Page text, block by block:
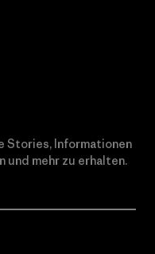
Stories, Informationen
und mehr zu erhalten.